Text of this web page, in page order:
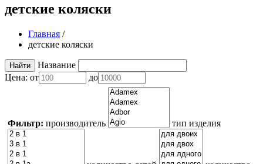
детские коляски
Главная /
детские коляски
Название
Цена: от до
Фильтр: производитель тип изделия